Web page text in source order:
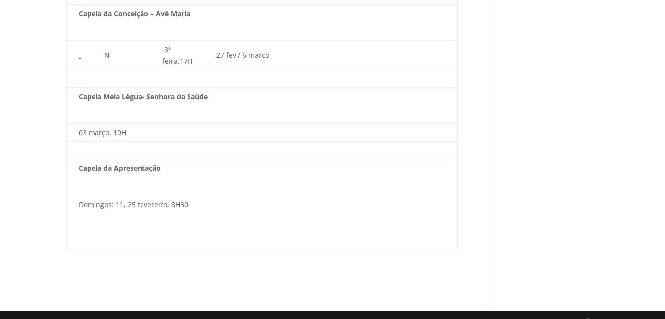
Capela da Conceição – Avé Maria
N
3ª
feira,17H
27 fev./ 6 março
Capela Meia Légua- Senhora da Saúde
03 março, 19H
Capela da Apresentação
Domingos: 11, 25 fevereiro, 8H30